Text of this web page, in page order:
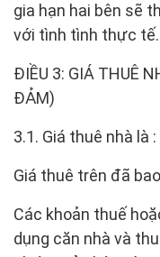
gia hạn hai bên sẽ
với tình tình thực tế.
ĐIỀU 3: GIÁ THUÊ
ĐẢM)
3.1. Giá thuê nhà
Giá thuê trên đã
Các khoản thuế
dụng căn nhà và